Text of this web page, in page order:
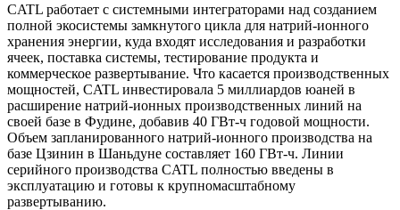
CATL работает с системными интеграторами над созданием
полной экосистемы замкнутого цикла для натрий-ионного
хранения энергии, куда входят исследования и разработки
ячеек, поставка системы, тестирование продукта и
коммерческое развертывание. Что касается производственных
мощностей, CATL инвестировала 5 миллиардов юаней в
расширение натрий-ионных производственных линий на
своей базе в Фудине, добавив 40 ГВт-ч годовой мощности.
Объем запланированного натрий-ионного производства на
базе Цзинин в Шаньдуне составляет 160 ГВт-ч. Линии
серийного производства CATL полностью введены в
эксплуатацию и готовы к крупномасштабному
развертыванию.